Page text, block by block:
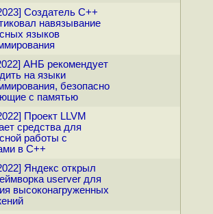
Создатель C++
навязывание
языков
АНБ рекомендует
на языки
безопасно
с памятью
Проект LLVM
средства для
работы с
в C++
Яндекс открыл
userver для
высоконагруженных